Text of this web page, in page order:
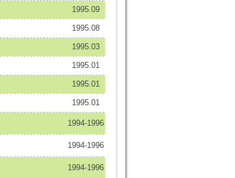
1995.09
1995.08
1995.03
1995.01
1995.01
1995.01
1994-1996
1994-1996
1994-1996